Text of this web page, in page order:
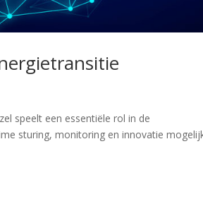
speelt een essentiële rol in de
sturing, monitoring en innovatie